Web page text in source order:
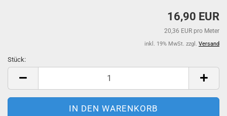
16,90 EUR
20,36 EUR pro Meter
inkl. 19% MwSt. zzgl. Versand
Stück:
Stück